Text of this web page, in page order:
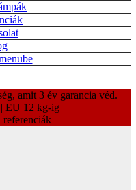
amit 3 év garancia véd.
| EU 12 kg-ig |